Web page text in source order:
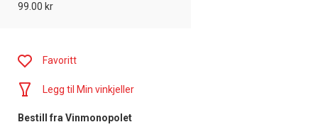
99.00 kr
Favoritt
Legg til Min vinkjeller
Bestill fra Vinmonopolet